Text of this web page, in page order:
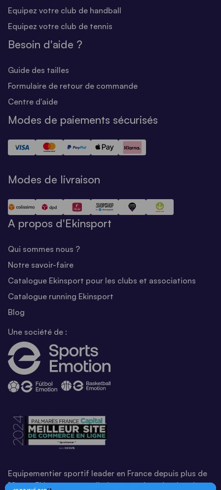
Equipez votre club de handball
Equipez votre club de tennis
Besoin d'aide ?
Guide des tailles
Formulaire de retour de commande
Centre d'aide
Modes de paiements sécurisés
Modes de livraison
A propos d'Ekinsport
Qui sommes nous ?
Notre savoir-faire
Catalogue Ekinsport pour les clubs et associations
Catalogue running Ekinsport
Blog
Une société de :
Equipementier sportif leader en France depuis plus de
10 ans, Ekinsport a été distingué par la rédaction de